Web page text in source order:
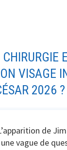
VISAGE
2026 ?
de
vague de